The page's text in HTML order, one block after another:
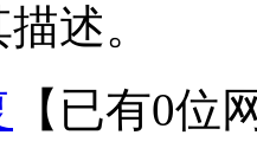
述。
【已有0位